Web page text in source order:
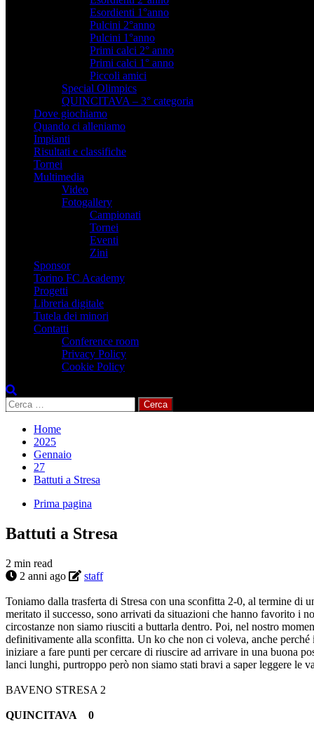
Esordienti 1°anno
Pulcini 2°anno
Pulcini 1°anno
Primi calci 2° anno
Primi calci 1° anno
Piccoli amici
Special Olimpics
QUINCITAVA – 3° categoria
Dove giochiamo
Quando ci alleniamo
Impianti
Risultati e classifiche
Tornei
Multimedia
Video
Fotogallery
Campionati
Tornei
Eventi
Zini
Sponsor
Torino FC Academy
Progetti
Libreria digitale
Tutela dei minori
Contatti
Conference room
Privacy Policy
Cookie Policy
Ricerca
per:
Home
2025
Gennaio
27
Battuti a Stresa
Prima pagina
Battuti a Stresa
2 min read
2 anni ago
staff
Toniamo dalla trasferta di Stresa con una sconfitta 2-0, al termine di
meritato il successo, sono arrivati da situazioni che hanno favorito i
circostanze non siamo riusciti a buttarla dentro. Poi, nel nostro
definitivamente alla sconfitta. Un ko che non ci voleva, anche
iniziare a fare punti per cercare di riuscire ad arrivare in una buona
lanci lunghi, purtroppo però non siamo stati bravi a saper
BAVENO STRESA 2
QUINCITAVA 0